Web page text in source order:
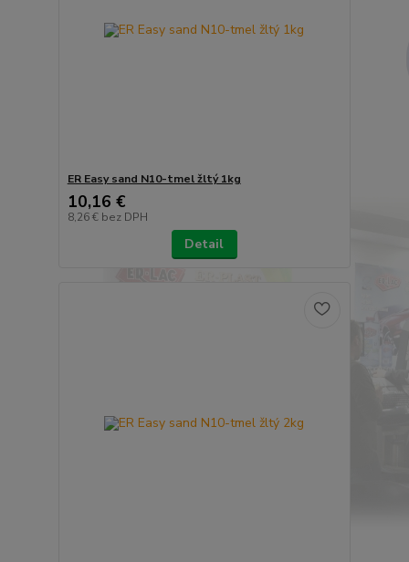
ER Easy sand N10-tmel žltý 1kg
10,16 €
8,26 € bez DPH
Detail